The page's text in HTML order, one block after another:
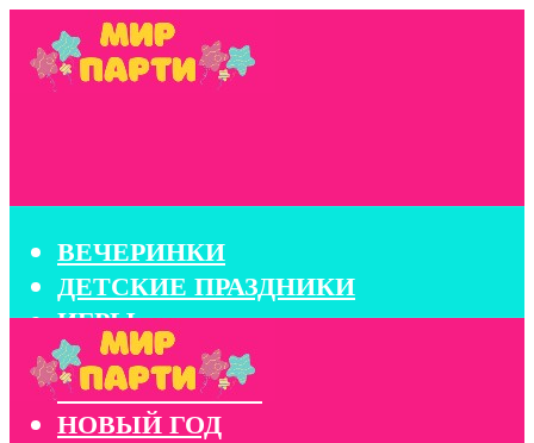
ВЕЧЕРИНКИ
ДЕТСКИЕ ПРАЗДНИКИ
ИГРЫ
КОНКУРСЫ
КОРПОРАТИВЫ
НОВЫЙ ГОД